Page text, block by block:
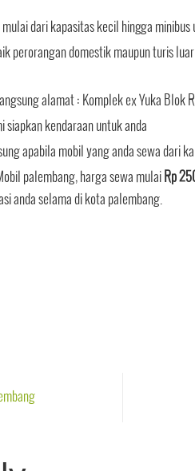
dari kapasitas kecil hingga
perorangan domestik maupun turis
alamat : Komplek ex Yuka Blok
siapkan kendaraan untuk anda
apabila mobil yang anda sewa dari
palembang, harga sewa mulai Rp
anda selama di kota palembang.